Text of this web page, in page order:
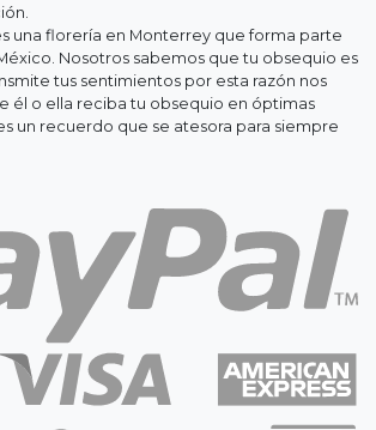
una florería en Monterrey que forma parte
Nosotros sabemos que tu obsequio es
tus sentimientos por esta razón nos
él o ella reciba tu obsequio en óptimas
un recuerdo que se atesora para siempre